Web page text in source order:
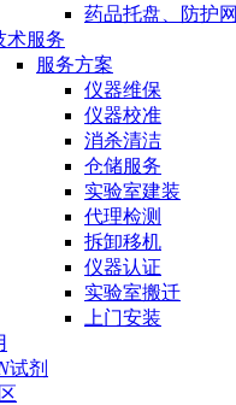
药品托盘、防护网
术服务
服务方案
仪器维保
仪器校准
消杀清洁
仓储服务
实验室建装
代理检测
拆卸移机
仪器认证
实验室搬迁
上门安装
试剂